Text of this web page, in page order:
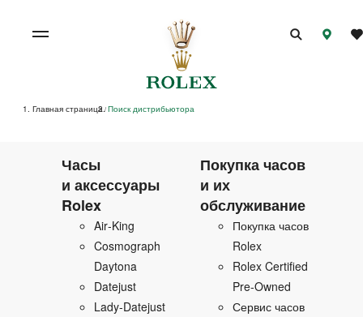
Главная страница/Поиск дистрибьютора
Часы
и аксессуары
Rolex
Air‑King
Cosmograph
Daytona
Datejust
Lady‑Datejust
Покупка часов
и их
обслуживание
Покупка часов
Rolex
Rolex Certified
Pre‑Owned
Сервис часов